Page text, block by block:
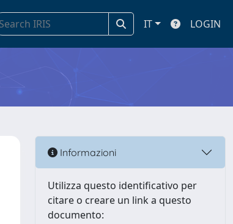
IT LOGIN
Informazioni
Utilizza questo identificativo per
citare o creare un link a questo
documento: